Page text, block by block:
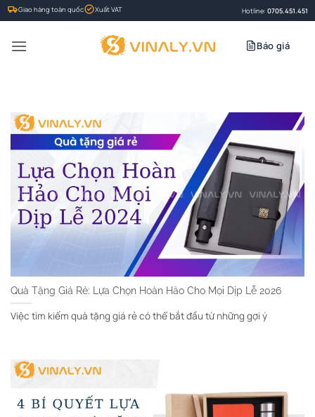
Bỏ
qua
nội
Giao hàng toàn quốc Xuất VAT Hotline: 0705.451.451
Báo giá
Quà Tặng Giá Rẻ: Lựa Chọn Hoàn Hảo Cho Mọi Dịp Lễ 2026
Việc tìm kiếm quà tặng giá rẻ có thể bắt đầu từ những gợi ý